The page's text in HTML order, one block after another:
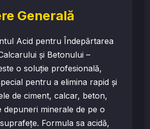
Generală
Acid pentru Îndepărtarea
și Betonului –
o soluție profesională,
pentru a elimina rapid și
de ciment, calcar, beton,
depuneri minerale de pe o
Formula sa acidă,